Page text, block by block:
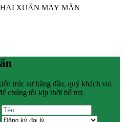
XUÂN MAY MẮN
trúc sư hàng đầu, quý khách vui
chúng tôi kịp thời hỗ trợ.